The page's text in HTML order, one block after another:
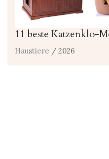
11 beste Katzenklo-
Haustiere / 2026